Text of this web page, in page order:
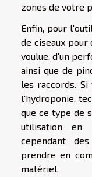
zones de votre
Enfin, pour
de ciseaux pour
voulue, d'un
ainsi que de
les raccords. Si
l'hydroponie,
que ce type de
utilisation en
cependant
prendre en
matériel.